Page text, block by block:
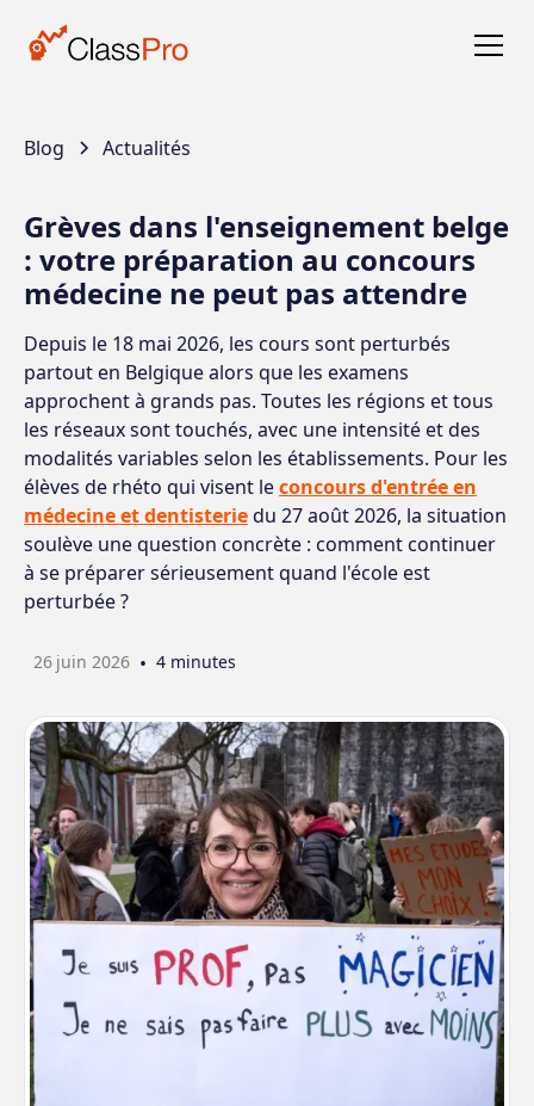
Blog Actualités
Grèves dans l'enseignement belge
: votre préparation au concours
médecine ne peut pas attendre
Depuis le 18 mai 2026, les cours sont perturbés
partout en Belgique alors que les examens
approchent à grands pas. Toutes les régions et tous
les réseaux sont touchés, avec une intensité et des
modalités variables selon les établissements. Pour les
élèves de rhéto qui visent leconcours d'entrée en
médecine et dentisteriedu 27 août 2026, la situation
soulève une question concrète : comment continuer
à se préparer sérieusement quand l'école est
perturbée ?
26 juin 2026 • 4 minutes